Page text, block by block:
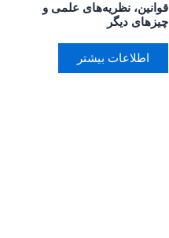
قوانین، نظریه‌های علمی و
چیزهای دیگر
اطلاعات بیشتر